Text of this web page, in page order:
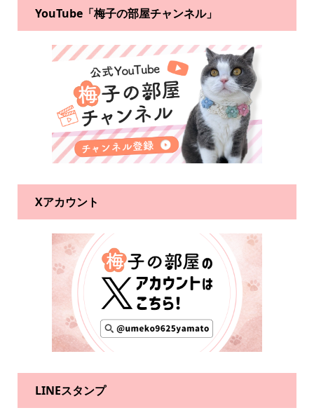
YouTube「梅子の部屋チャンネル」
Xアカウント
LINEスタンプ